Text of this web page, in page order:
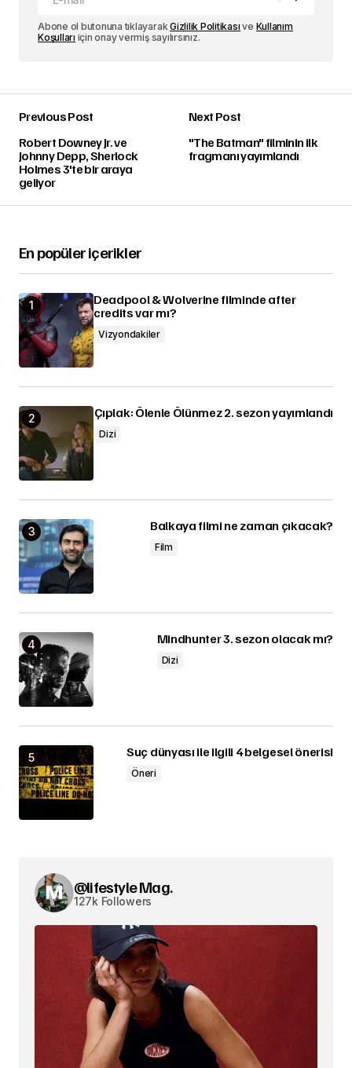
Abone ol butonuna tıklayarakGizlilik Politikası ve Kullanım
Koşulları için onay vermiş sayılırsınız.
Previous Post
Robert Downey Jr. ve
Johnny Depp, Sherlock
Holmes 3'te bir araya
geliyor
Next Post
"The Batman" filminin ilk
fragmanı yayımlandı
En popüler içerikler
Deadpool & Wolverine filminde after
credits var mı?
Vizyondakiler
Çıplak: Ölenle Ölünmez 2. sezon yayımlandı
Dizi
Balkaya filmi ne zaman çıkacak?
Film
Mindhunter 3. sezon olacak mı?
Dizi
Suç dünyası ile ilgili 4 belgesel önerisi
Öneri
@lifestyle Mag.
127k Followers